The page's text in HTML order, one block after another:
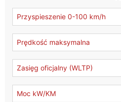
Przyspieszenie 0-100 km/h
Prędkość maksymalna
Zasięg oficjalny (WLTP)
Moc kW/KM